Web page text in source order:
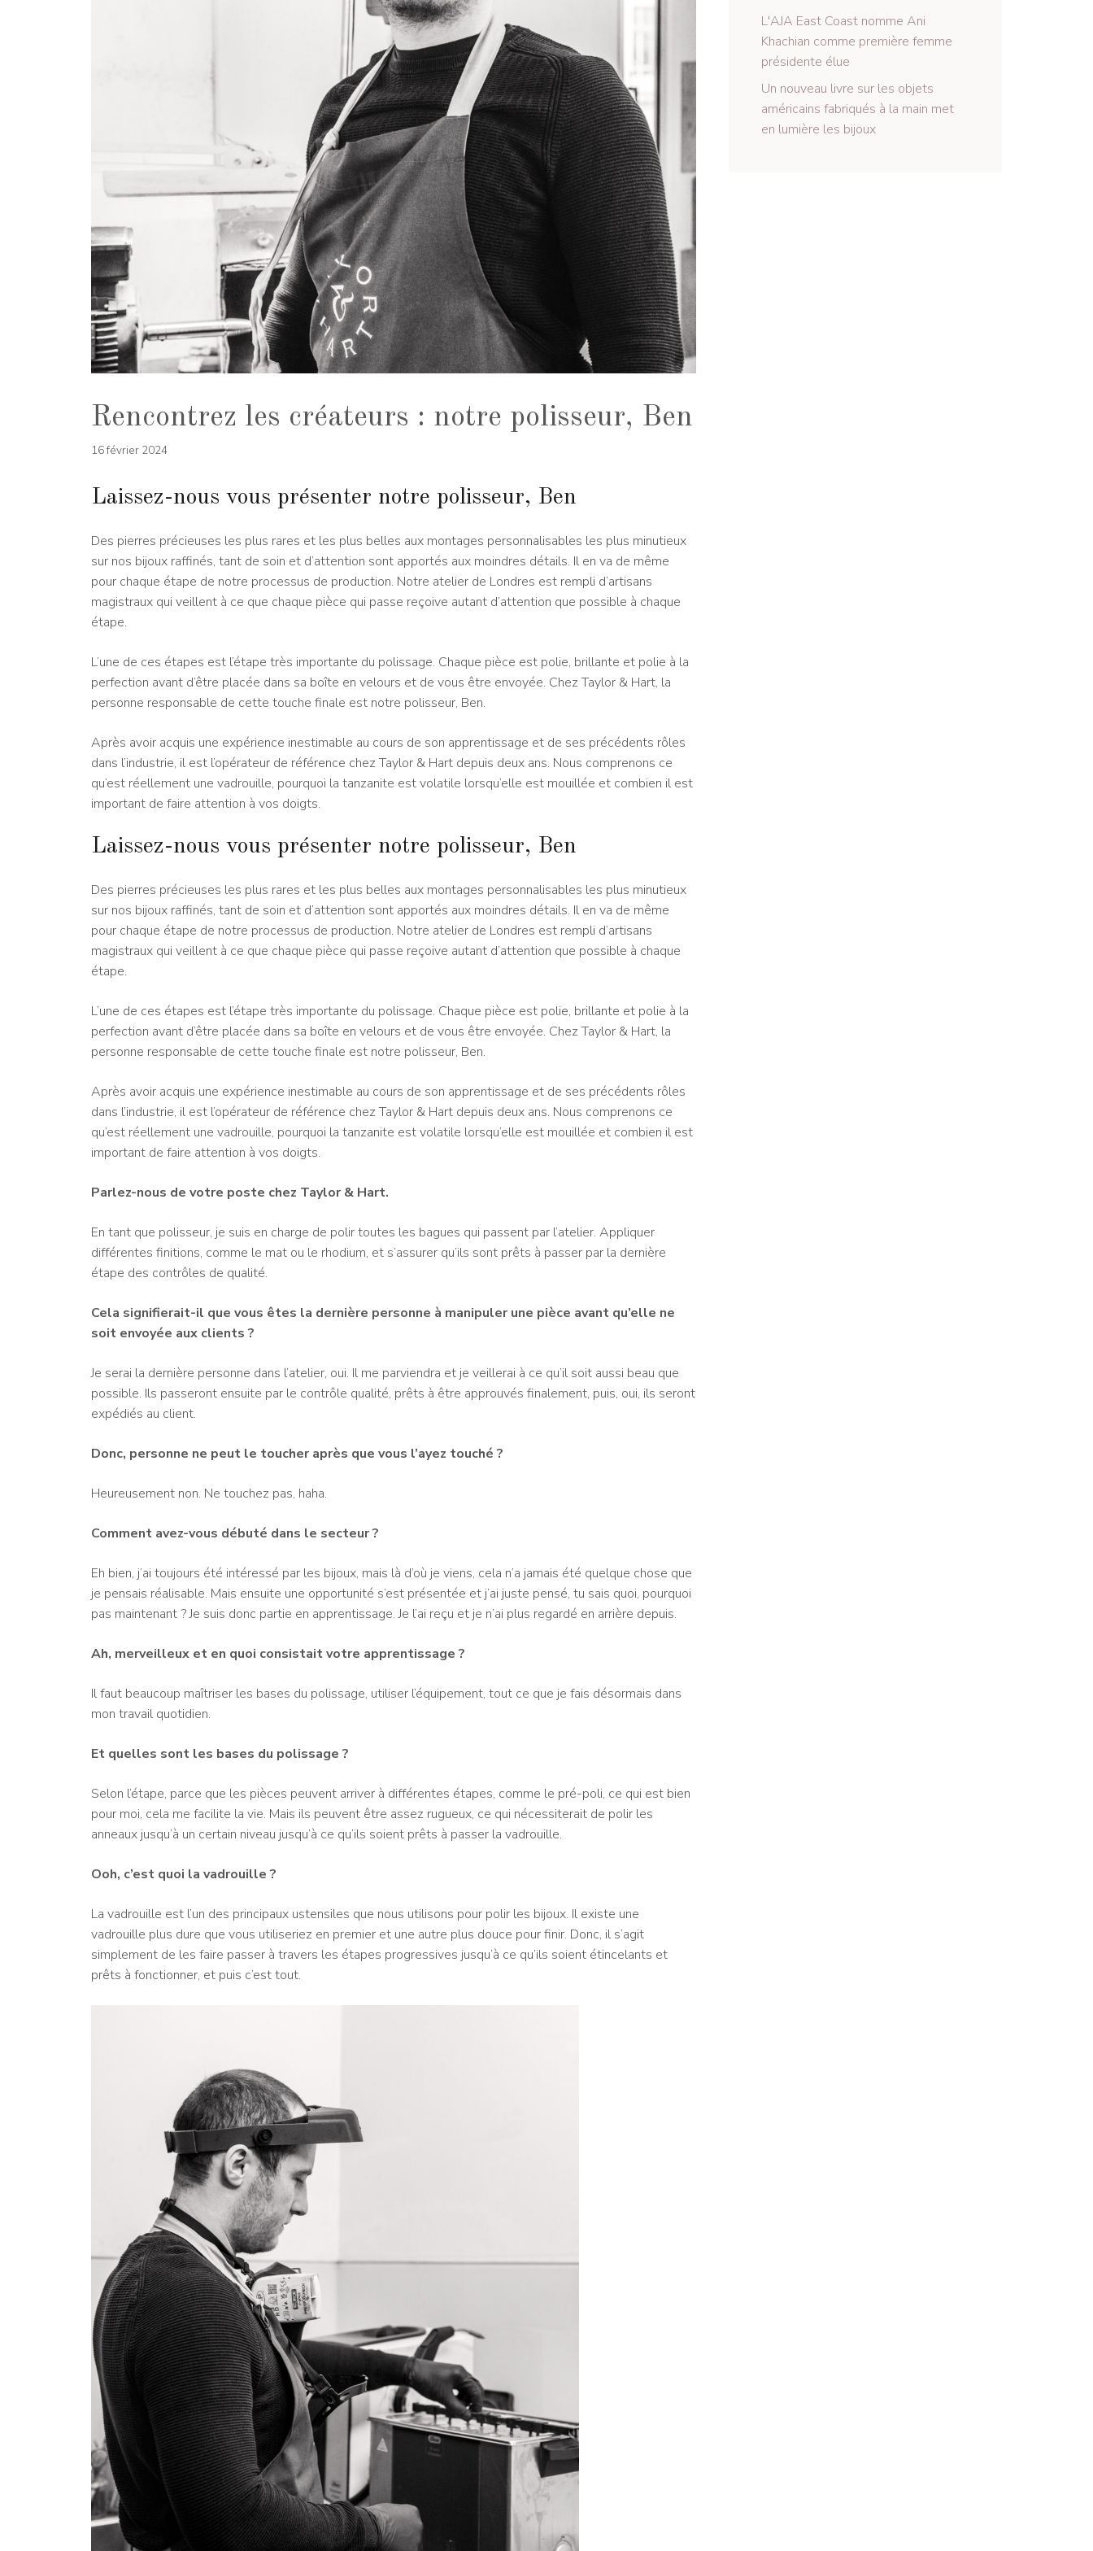
Rencontrez les créateurs : notre polisseur, Ben
16 février 2024
Laissez-nous vous présenter notre polisseur, Ben
Des pierres précieuses les plus rares et les plus belles aux montages personnalisables les plus minutieux
sur nos bijoux raffinés, tant de soin et d’attention sont apportés aux moindres détails. Il en va de même
pour chaque étape de notre processus de production. Notre atelier de Londres est rempli d’artisans
magistraux qui veillent à ce que chaque pièce qui passe reçoive autant d’attention que possible à chaque
étape.
L’une de ces étapes est l’étape très importante du polissage. Chaque pièce est polie, brillante et polie à la
perfection avant d’être placée dans sa boîte en velours et de vous être envoyée. Chez Taylor & Hart, la
personne responsable de cette touche finale est notre polisseur, Ben.
Après avoir acquis une expérience inestimable au cours de son apprentissage et de ses précédents rôles
dans l’industrie, il est l’opérateur de référence chez Taylor & Hart depuis deux ans. Nous comprenons ce
qu’est réellement une vadrouille, pourquoi la tanzanite est volatile lorsqu’elle est mouillée et combien il est
important de faire attention à vos doigts.
Laissez-nous vous présenter notre polisseur, Ben
Des pierres précieuses les plus rares et les plus belles aux montages personnalisables les plus minutieux
sur nos bijoux raffinés, tant de soin et d’attention sont apportés aux moindres détails. Il en va de même
pour chaque étape de notre processus de production. Notre atelier de Londres est rempli d’artisans
magistraux qui veillent à ce que chaque pièce qui passe reçoive autant d’attention que possible à chaque
étape.
L’une de ces étapes est l’étape très importante du polissage. Chaque pièce est polie, brillante et polie à la
perfection avant d’être placée dans sa boîte en velours et de vous être envoyée. Chez Taylor & Hart, la
personne responsable de cette touche finale est notre polisseur, Ben.
Après avoir acquis une expérience inestimable au cours de son apprentissage et de ses précédents rôles
dans l’industrie, il est l’opérateur de référence chez Taylor & Hart depuis deux ans. Nous comprenons ce
qu’est réellement une vadrouille, pourquoi la tanzanite est volatile lorsqu’elle est mouillée et combien il est
important de faire attention à vos doigts.
Parlez-nous de votre poste chez Taylor & Hart.
En tant que polisseur, je suis en charge de polir toutes les bagues qui passent par l’atelier. Appliquer
différentes finitions, comme le mat ou le rhodium, et s’assurer qu’ils sont prêts à passer par la dernière
étape des contrôles de qualité.
Cela signifierait-il que vous êtes la dernière personne à manipuler une pièce avant qu’elle ne
soit envoyée aux clients ?
Je serai la dernière personne dans l’atelier, oui. Il me parviendra et je veillerai à ce qu’il soit aussi beau que
possible. Ils passeront ensuite par le contrôle qualité, prêts à être approuvés finalement, puis, oui, ils seront
expédiés au client.
Donc, personne ne peut le toucher après que vous l’ayez touché ?
Heureusement non. Ne touchez pas, haha.
Comment avez-vous débuté dans le secteur ?
Eh bien, j’ai toujours été intéressé par les bijoux, mais là d’où je viens, cela n’a jamais été quelque chose que
je pensais réalisable. Mais ensuite une opportunité s’est présentée et j’ai juste pensé, tu sais quoi, pourquoi
pas maintenant ? Je suis donc partie en apprentissage. Je l’ai reçu et je n’ai plus regardé en arrière depuis.
Ah, merveilleux et en quoi consistait votre apprentissage ?
Il faut beaucoup maîtriser les bases du polissage, utiliser l’équipement, tout ce que je fais désormais dans
mon travail quotidien.
Et quelles sont les bases du polissage ?
Selon l’étape, parce que les pièces peuvent arriver à différentes étapes, comme le pré-poli, ce qui est bien
pour moi, cela me facilite la vie. Mais ils peuvent être assez rugueux, ce qui nécessiterait de polir les
anneaux jusqu’à un certain niveau jusqu’à ce qu’ils soient prêts à passer la vadrouille.
Ooh, c’est quoi la vadrouille ?
La vadrouille est l’un des principaux ustensiles que nous utilisons pour polir les bijoux. Il existe une
vadrouille plus dure que vous utiliseriez en premier et une autre plus douce pour finir. Donc, il s’agit
simplement de les faire passer à travers les étapes progressives jusqu’à ce qu’ils soient étincelants et
prêts à fonctionner, et puis c’est tout.
L'AJA East Coast nomme Ani
Khachian comme première femme
présidente élue
Un nouveau livre sur les objets
américains fabriqués à la main met
en lumière les bijoux